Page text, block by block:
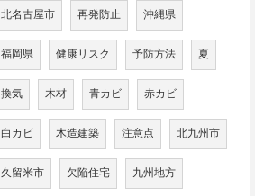
北名古屋市 再発防止 沖縄県
福岡県 健康リスク 予防方法 夏
換気 木材 青カビ 赤カビ
白カビ 木造建築 注意点 北九州市
久留米市 欠陥住宅 九州地方